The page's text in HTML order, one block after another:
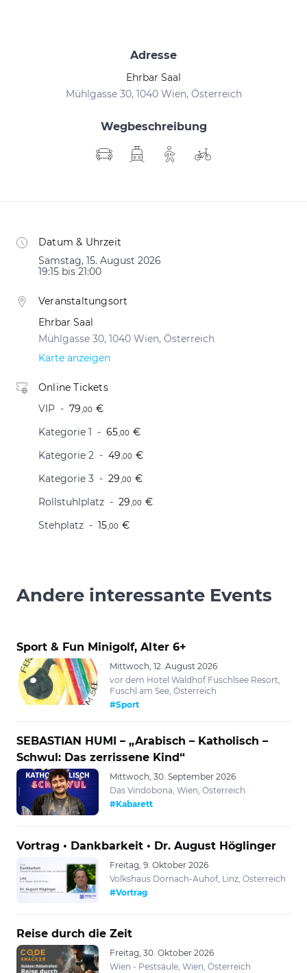
Adresse
Ehrbar Saal
Mühlgasse 30, 1040 Wien, Österreich
Wegbeschreibung
Datum & Uhrzeit
Samstag, 15. August 2026
19:15 bis 21:00
Veranstaltungsort
Ehrbar Saal
Mühlgasse 30, 1040 Wien, Österreich
Karte anzeigen
Online Tickets
VIP
79,00 €
Kategorie 1
65,00 €
Kategorie 2
49,00 €
Kategorie 3
29,00 €
Rollstuhlplatz
29,00 €
Stehplatz
15,00 €
Andere interessante Events
Sport & Fun Minigolf, Alter 6+
Mittwoch, 12. August 2026
vor dem Hotel Waldhof Fuschlsee Resort,
Fuschl am See, Österreich
#Sport
SEBASTIAN HUMI – „Arabisch – Katholisch –
Schwul: Das zerrissene Kind“
Mittwoch, 30. September 2026
Das Vindobona, Wien, Österreich
#Kabarett
Vortrag • Dankbarkeit • Dr. August Höglinger
Freitag, 9. Oktober 2026
Volkshaus Dornach-Auhof, Linz, Österreich
#Vortrag
Reise durch die Zeit
Freitag, 30. Oktober 2026
Wien - Pestsäule, Wien, Österreich